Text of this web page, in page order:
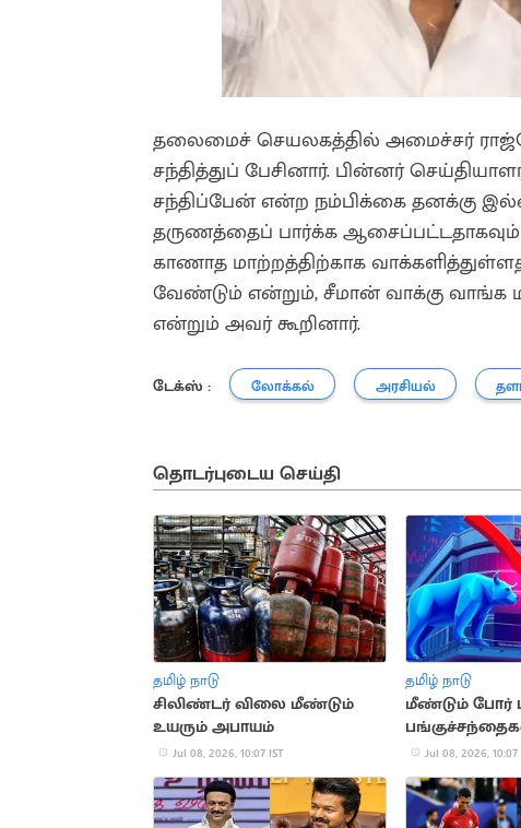
தலைமைச் செயலகத்தில் அமைச்சர்
சந்தித்துப் பேசினார். பின்னர்
சந்திப்பேன் என்ற நம்பிக்கை தனக்கு
தருணத்தைப் பார்க்க ஆசைப்பட்டதாகவும்
காணாத மாற்றத்திற்காக
வேண்டும் என்றும், சீமான் வாக்கு வாங்க
என்றும் அவர் கூறினார்.
டேக்ஸ் : லோக்கல் அரசியல்
தொடர்புடைய செய்தி
தமிழ் நாடு
சிலிண்டர் விலை மீண்டும்
உயரும் அபாயம்
Jul 08, 2026, 10:07 IST
தமிழ் நாடு
மீண்டும் போர்
Jul 08, 2026, 10:07